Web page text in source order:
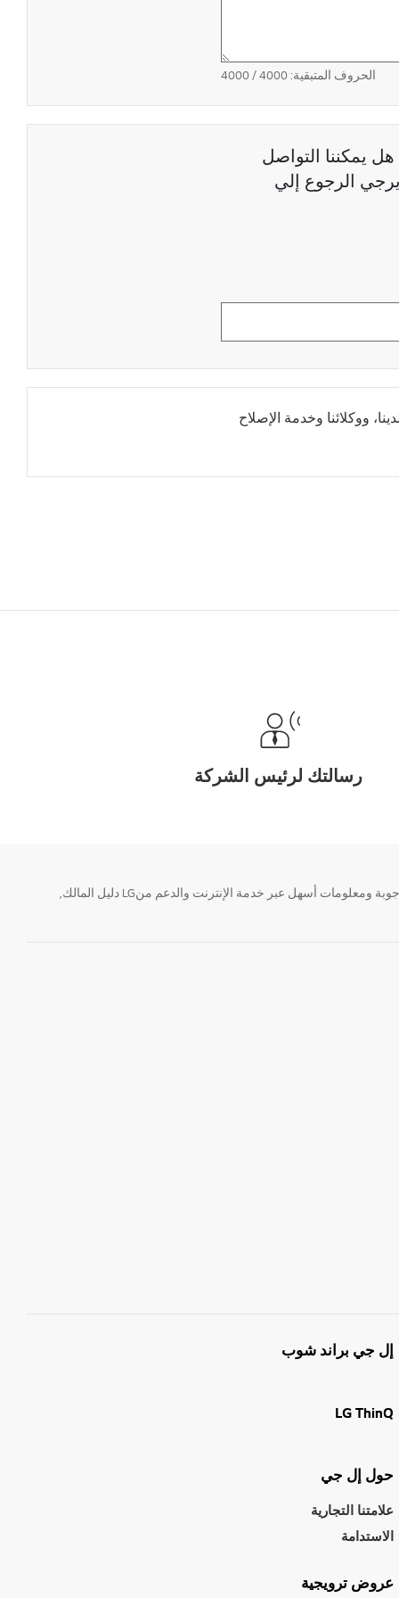
الحروف المتبقية:4000
/ 4000
يمكننا التواصل
الرجوع إلي
ووكلائنا وخدمة الإصلاح
رسالتك لرئيس الشركة
تحتاج معلومة؟ او لديك سؤال ؟ يمكننا المساعدة. سواء كنت فى حاجة الى حجز منتجك او التواصل مع احد ممثلى دعم LG أو الحصول على خدمة صيانة. إيجاد أجوبة ومعلومات أسهل عبر خدمة الإنترنت والدعم منLG دليل المالك,
إل جي براند شوب
LG ThinQ
حول إل جي
علامتنا التجارية
الاستدامة
عروض ترويجية